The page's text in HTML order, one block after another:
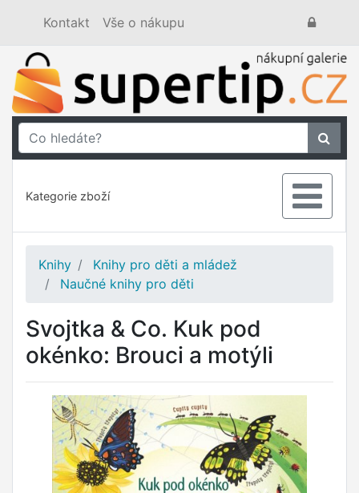
Kontakt Vše o nákupu
Kategorie zboží
Knihy
Knihy pro děti a mládež
Naučné knihy pro děti
Svojtka & Co. Kuk pod
okénko: Brouci a motýli